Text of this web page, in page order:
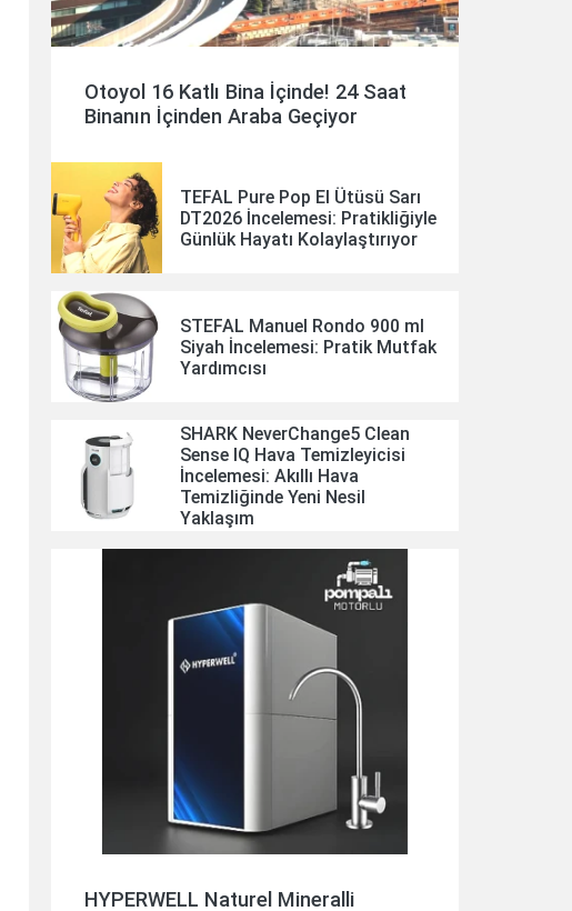
Otoyol 16 Katlı Bina İçinde! 24 Saat
Binanın İçinden Araba Geçiyor
TEFAL Pure Pop El Ütüsü Sarı
DT2026 İncelemesi: Pratikliğiyle
Günlük Hayatı Kolaylaştırıyor
STEFAL Manuel Rondo 900 ml
Siyah İncelemesi: Pratik Mutfak
Yardımcısı
SHARK NeverChange5 Clean
Sense IQ Hava Temizleyicisi
İncelemesi: Akıllı Hava
Temizliğinde Yeni Nesil
Yaklaşım
HYPERWELL Naturel Mineralli